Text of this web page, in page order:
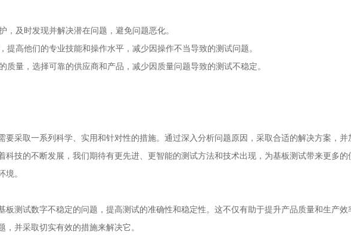
及时发现并解决潜在问题，避免问题恶化。
高他们的专业技能和操作水平，减少因操作不当导致的测试问题。
量，选择可靠的供应商和产品，减少因质量问题导致的测试不稳定。
要采取一系列科学、实用和针对性的措施。通过深入分析问题原因，采取合适的解决方案，
科技的不断发展，我们期待有更先进、更智能的测试方法和技术出现，为基板测试带来更多
。
测试数字不稳定的问题，提高测试的准确性和稳定性。这不仅有助于提升产品质量和生产
并采取切实有效的措施来解决它。